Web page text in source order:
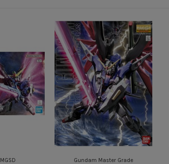
Gundam Master Grade